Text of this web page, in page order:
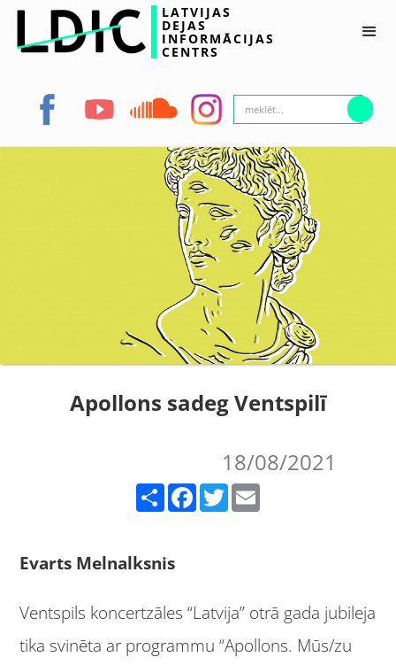
LATVIJAS
DEJAS
INFORMĀCIJAS
CENTRS
Apollons sadeg Ventspilī
18/08/2021
Facebook Twitter
Evarts Melnalksnis
Ventspils koncertzāles “Latvija” otrā gada jubileja
tika svinēta ar programmu “Apollons. Mūs/zu